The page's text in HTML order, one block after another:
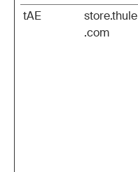
tAE
store.thule
.com